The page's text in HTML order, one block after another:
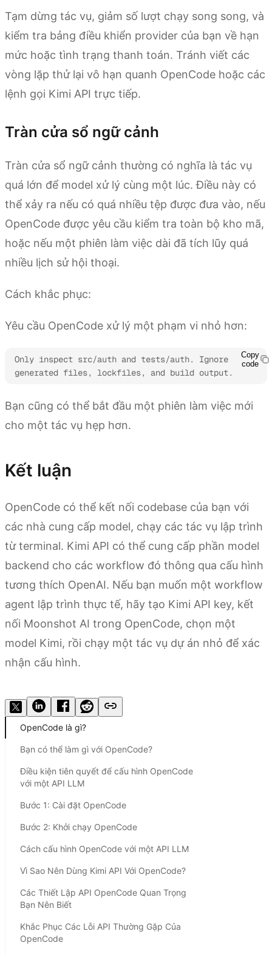
Tạm dừng tác vụ, giảm số lượt chạy song song, và
kiểm tra bảng điều khiển provider của bạn về hạn
mức hoặc tình trạng thanh toán. Tránh viết các
vòng lặp thử lại vô hạn quanh OpenCode hoặc các
lệnh gọi Kimi API trực tiếp.
Tràn cửa sổ ngữ cảnh
Tràn cửa sổ ngữ cảnh thường có nghĩa là tác vụ
quá lớn để model xử lý cùng một lúc. Điều này có
thể xảy ra nếu có quá nhiều tệp được đưa vào, nếu
OpenCode được yêu cầu kiểm tra toàn bộ kho mã,
hoặc nếu một phiên làm việc dài đã tích lũy quá
nhiều lịch sử hội thoại.
Cách khắc phục:
Yêu cầu OpenCode xử lý một phạm vi nhỏ hơn:
Only inspect src/auth and tests/auth. Ignore
generated files, lockfiles, and build output.
Copy
code
Bạn cũng có thể bắt đầu một phiên làm việc mới
cho một tác vụ hẹp hơn.
Kết luận
OpenCode có thể kết nối codebase của bạn với
các nhà cung cấp model, chạy các tác vụ lập trình
từ terminal. Kimi API có thể cung cấp phần model
backend cho các workflow đó thông qua cấu hình
tương thích OpenAI. Nếu bạn muốn một workflow
agent lập trình thực tế, hãy tạo Kimi API key, kết
nối Moonshot AI trong OpenCode, chọn một
model Kimi, rồi chạy một tác vụ dự án nhỏ để xác
nhận cấu hình.
OpenCode là gì?
Bạn có thể làm gì với OpenCode?
Điều kiện tiên quyết để cấu hình OpenCode
với một API LLM
Bước 1: Cài đặt OpenCode
Bước 2: Khởi chạy OpenCode
Cách cấu hình OpenCode với một API LLM
Vì Sao Nên Dùng Kimi API Với OpenCode?
Các Thiết Lập API OpenCode Quan Trọng
Bạn Nên Biết
Khắc Phục Các Lỗi API Thường Gặp Của
OpenCode